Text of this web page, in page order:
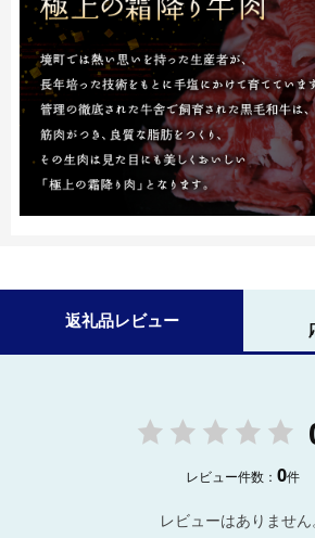
返礼品レビュー
レビュー件数：0件
レビューはありません